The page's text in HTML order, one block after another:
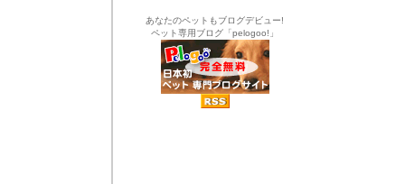
あなたのペットもブログデビュー!
ペット専用ブログ「pelogoo!」